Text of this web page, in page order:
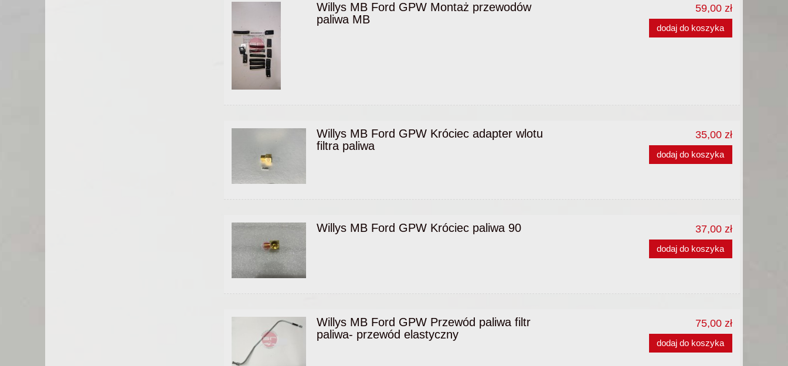
Willys MB Ford GPW Montaż przewodów
paliwa MB
59,00 zł
dodaj do koszyka
Willys MB Ford GPW Króciec adapter wlotu
filtra paliwa
35,00 zł
dodaj do koszyka
Willys MB Ford GPW Króciec paliwa 90 37,00 zł
dodaj do koszyka
Willys MB Ford GPW Przewód paliwa filtr
paliwa- przewód elastyczny
75,00 zł
dodaj do koszyka